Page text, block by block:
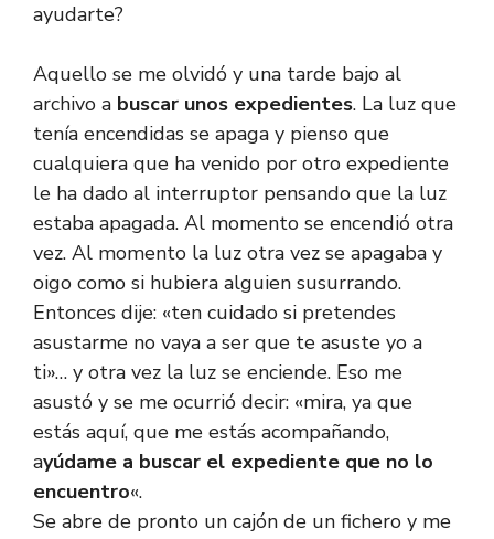
ayudarte?
Aquello se me olvidó y una tarde bajo al
archivo a buscar unos expedientes. La luz que
tenía encendidas se apaga y pienso que
cualquiera que ha venido por otro expediente
le ha dado al interruptor pensando que la luz
estaba apagada. Al momento se encendió otra
vez. Al momento la luz otra vez se apagaba y
oigo como si hubiera alguien susurrando.
Entonces dije: «ten cuidado si pretendes
asustarme no vaya a ser que te asuste yo a
ti»… y otra vez la luz se enciende. Eso me
asustó y se me ocurrió decir: «mira, ya que
estás aquí, que me estás acompañando,
ayúdame a buscar el expediente que no lo
encuentro«.
Se abre de pronto un cajón de un fichero y me